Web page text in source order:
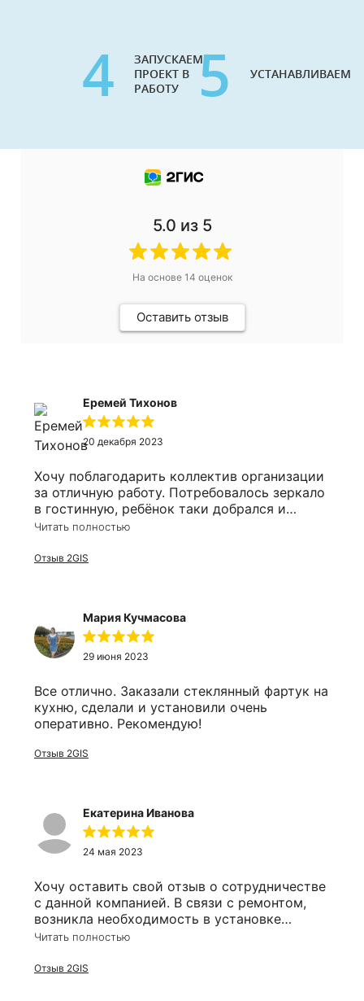
4
ЗАПУСКАЕМ
ПРОЕКТ В
РАБОТУ
5 УСТАНАВЛИВАЕМ
5.0 из 5
На основе 14 оценок
Оставить отзыв
Еремей Тихонов
20 декабря 2023
Хочу поблагодарить коллектив организации
за отличную работу. Потребовалось зеркало
в гостинную, ребёнок таки добрался и
разбил его. Решил заказать заодно и в
замеряли, соорентировали по времени. Цена
Читать полностью
Отзыв 2GIS
Мария Кучмасова
29 июня 2023
Все отлично. Заказали стеклянный фартук на
кухню, сделали и установили очень
оперативно. Рекомендую!
Отзыв 2GIS
Екатерина Иванова
24 мая 2023
Хочу оставить свой отзыв о сотрудничестве
с данной компанией. В связи с ремонтом,
возникла необходимость в установке
зеркала в ванную комнату. Почитав отзывы,
производителе и ни сколько об этом не
Читать полностью
Отзыв 2GIS